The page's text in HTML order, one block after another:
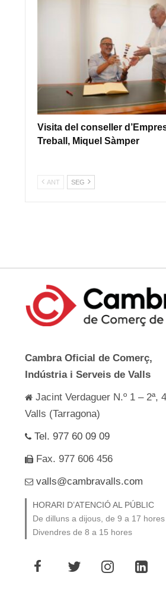
Visita del conseller
Treball, Miquel Sàmper
ANT SEG
Cambra Oficial de Comerç,
Indústria i Serveis de Valls
Jacint Verdaguer N.º 1 – 2ª,
Valls (Tarragona)
Tel. 977 60 09 09
Fax. 977 606 456
valls@cambravalls.com
HORARI D’ATENCIÓ AL PÚBLIC
De dilluns a dijous, de 9 a 17 hores
Divendres de 8 a 15 hores